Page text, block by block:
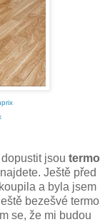
jsou termo
Ještě před
a byla jsem
bezešvé termo
se, že mi budou